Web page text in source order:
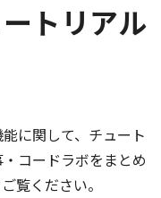
トリアル
に関して、チュート
コードラボをまとめ
覧ください。